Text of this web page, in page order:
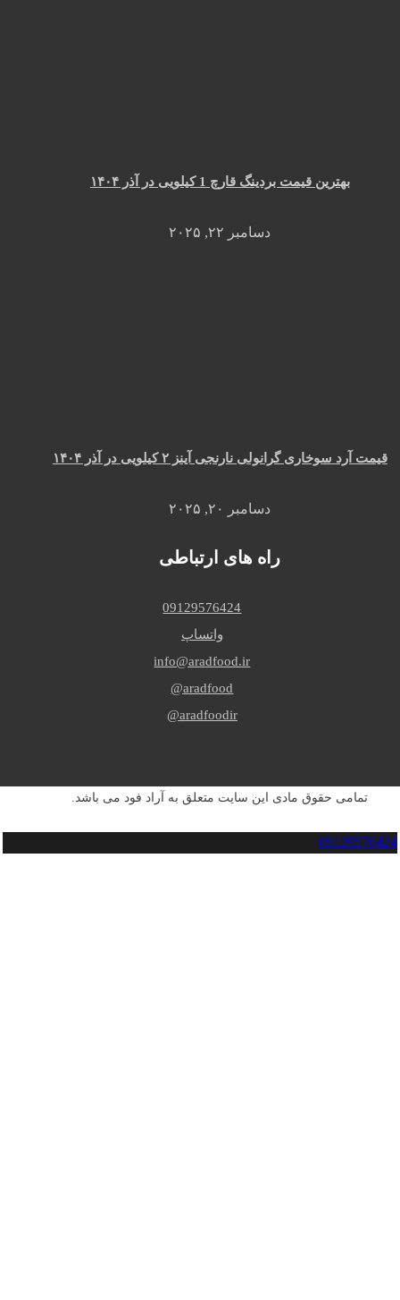
بهترین قیمت بردینگ قارچ 1 کیلویی در آذر ۱۴۰۴
دسامبر ۲۲, ۲۰۲۵
قیمت آرد سوخاری گرانولی نارنجی آینز ۲ کیلویی در آذر ۱۴۰۴
دسامبر ۲۰, ۲۰۲۵
راه های ارتباطی
09129576424
واتساپ
info@aradfood.ir
aradfood@
aradfoodir@
تمامی حقوق مادی این سایت متعلق به آراد فود می باشد.
09129576424